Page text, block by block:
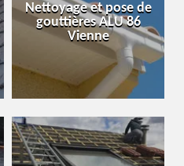
Nettoyage et pose de
gouttières ALU 86
Vienne